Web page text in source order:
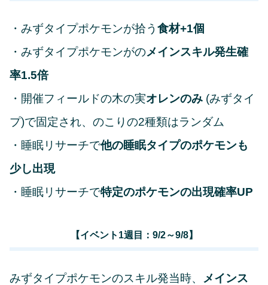
・みずタイプポケモンが拾う 食材+1個
・みずタイプポケモンがのメインスキル発生確
率1.5倍
・開催フィールドの木の実オレンのみ (みずタイ
プ)で固定され、のこりの2種類はランダム
・睡眠リサーチで他の睡眠タイプのポケモンも
少し出現
・睡眠リサーチで特定のポケモンの出現確率UP
【イベント1週目：9/2～9/8】
みずタイプポケモンのスキル発当時、
メインス